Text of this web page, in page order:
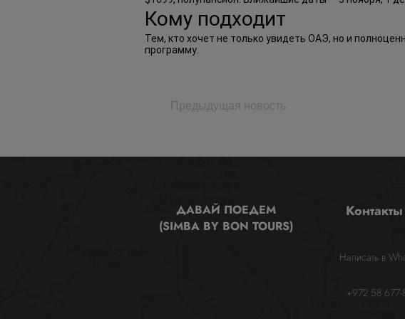
Кому подходит
Тем, кто хочет не только увидеть ОАЭ, но и
программу.
Предыдущая новость
ДАВАЙ ПОЕДЕМ
(SIMBA BY BON TOURS)
Контакты
Написать в
+972 58